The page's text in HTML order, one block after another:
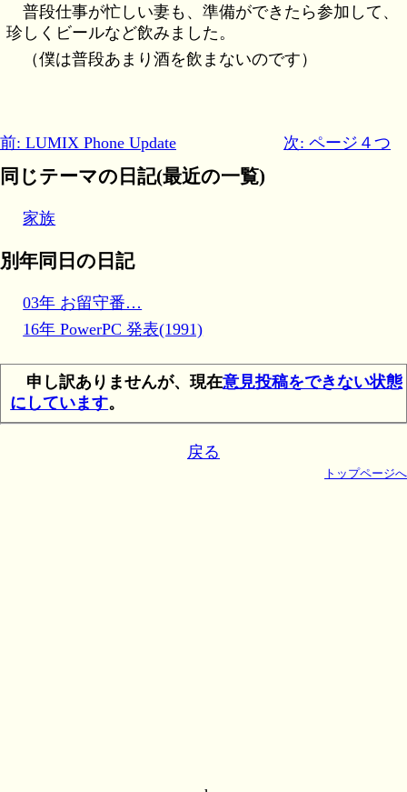
普段仕事が忙しい妻も、準備ができたら参加して、
珍しくビールなど飲みました。
（僕は普段あまり酒を飲まないのです）
前: LUMIX Phone Update 次: ページ４つ
同じテーマの日記(最近の一覧)
家族
別年同日の日記
03年 お留守番…
16年 PowerPC 発表(1991)
申し訳ありませんが、現在意見投稿をできない状態
にしています。
戻る
トップページへ